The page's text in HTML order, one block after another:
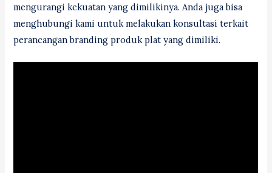
mengurangi kekuatan yang dimilikinya. Anda juga bisa
menghubungi kami untuk melakukan konsultasi terkait
perancangan branding produk plat yang dimiliki.